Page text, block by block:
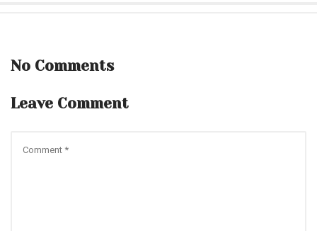
No Comments
Leave Comment